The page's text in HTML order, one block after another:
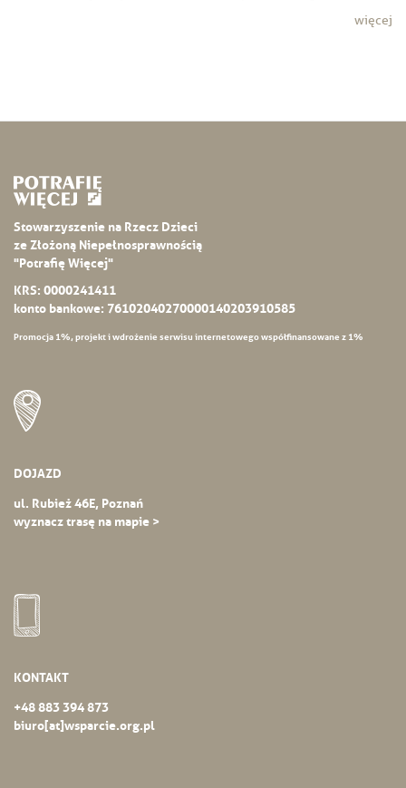
więcej
Stowarzyszenie na Rzecz Dzieci
ze Złożoną Niepełnosprawnością
"Potrafię Więcej"
KRS: 0000241411
konto bankowe: 76102040270000140203910585
Promocja 1%, projekt i wdrożenie serwisu internetowego współfinansowane z 1%
DOJAZD
ul. Rubież 46E, Poznań
wyznacz trasę na mapie >
KONTAKT
+48 883 394 873
biuro[at]wsparcie.org.pl